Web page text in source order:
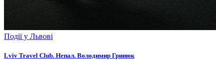
Події у Львові
Lviv Travel Club. Непал. Володимир Гринюк